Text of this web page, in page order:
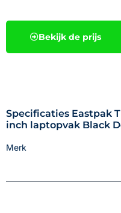
Bekijk de prijs
Specificaties Eastpak
inch laptopvak Black
Merk